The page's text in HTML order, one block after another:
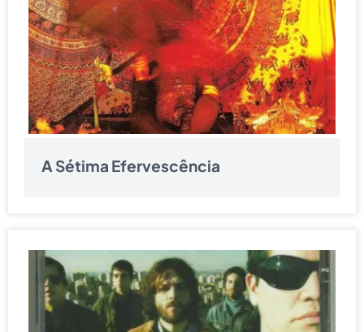
A Sétima Efervescência